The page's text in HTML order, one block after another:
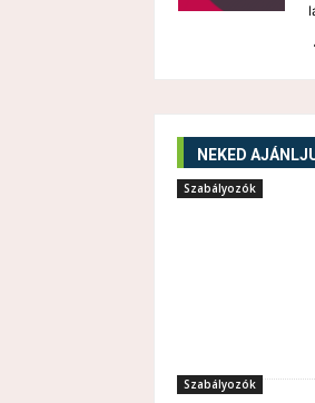
NEKED
Szabályozók
Szabályozók